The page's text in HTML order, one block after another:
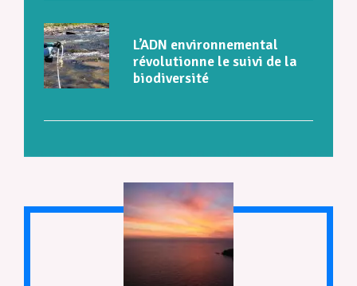
L’ADN environnemental
révolutionne le suivi de la
biodiversité